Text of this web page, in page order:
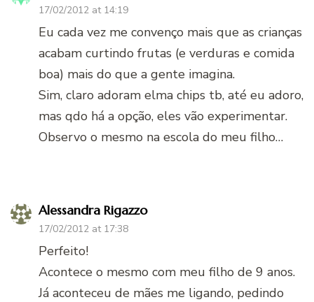
17/02/2012 at 14:19
Eu cada vez me convenço mais que as crianças
acabam curtindo frutas (e verduras e comida
boa) mais do que a gente imagina.
Sim, claro adoram elma chips tb, até eu adoro,
mas qdo há a opção, eles vão experimentar.
Observo o mesmo na escola do meu filho…
Alessandra Rigazzo
17/02/2012 at 17:38
Perfeito!
Acontece o mesmo com meu filho de 9 anos.
Já aconteceu de mães me ligando, pedindo